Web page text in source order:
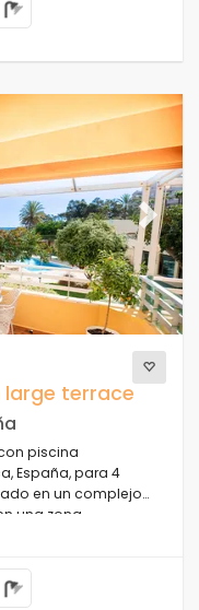
Next
large terrace
piscina
España, para 4
en un complejo
una zona
y